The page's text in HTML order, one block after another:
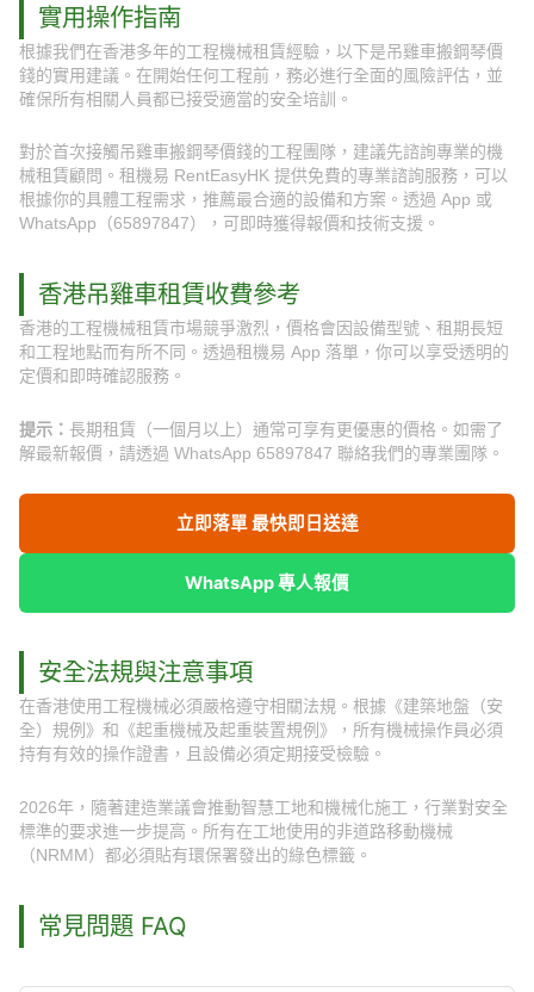
實用操作指南
根據我們在香港多年的工程機械租賃經驗，以下是吊雞車搬鋼琴價
錢的實用建議。在開始任何工程前，務必進行全面的風險評估，並
確保所有相關人員都已接受適當的安全培訓。
對於首次接觸吊雞車搬鋼琴價錢的工程團隊，建議先諮詢專業的機
械租賃顧問。租機易 RentEasyHK 提供免費的專業諮詢服務，可以
根據你的具體工程需求，推薦最合適的設備和方案。透過 App 或
WhatsApp（65897847），可即時獲得報價和技術支援。
香港吊雞車租賃收費參考
香港的工程機械租賃市場競爭激烈，價格會因設備型號、租期長短
和工程地點而有所不同。透過租機易 App 落單，你可以享受透明的
定價和即時確認服務。
提示： 長期租賃（一個月以上）通常可享有更優惠的價格。如需了
解最新報價，請透過 WhatsApp 65897847 聯絡我們的專業團隊。
立即落單 最快即日送達
WhatsApp 專人報價
安全法規與注意事項
在香港使用工程機械必須嚴格遵守相關法規。根據《建築地盤（安
全）規例》和《起重機械及起重裝置規例》，所有機械操作員必須
持有有效的操作證書，且設備必須定期接受檢驗。
2026年，隨著建造業議會推動智慧工地和機械化施工，行業對安全
標準的要求進一步提高。所有在工地使用的非道路移動機械
（NRMM）都必須貼有環保署發出的綠色標籤。
常見問題 FAQ